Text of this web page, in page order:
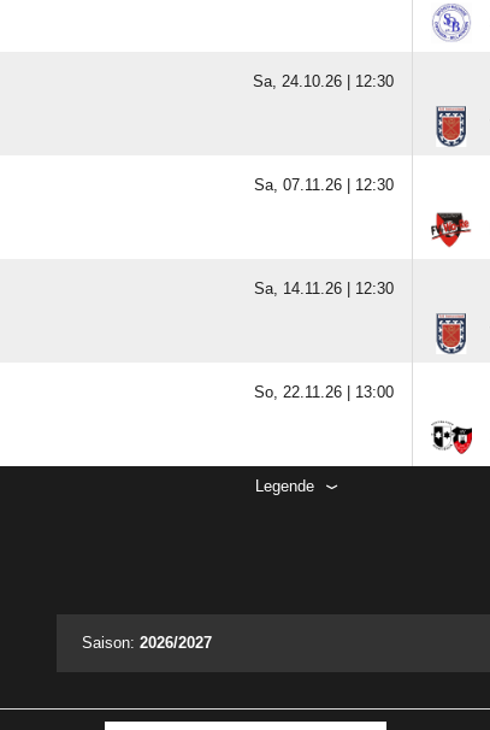
Sa, 24.10.26 | 12:30
Sa, 07.11.26 | 12:30
Sa, 14.11.26 | 12:30
So, 22.11.26 | 13:00
Legende
Saison: 2026/2027